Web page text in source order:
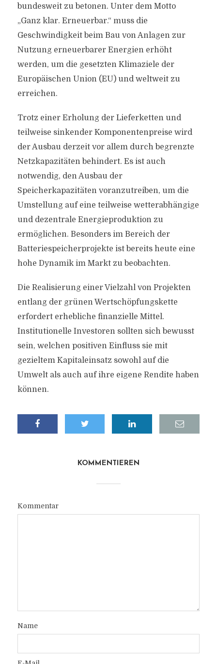
bundesweit zu betonen. Unter dem Motto
„Ganz klar. Erneuerbar.“ muss die
Geschwindigkeit beim Bau von Anlagen zur
Nutzung erneuerbarer Energien erhöht
werden, um die gesetzten Klimaziele der
Europäischen Union (EU) und weltweit zu
erreichen.
Trotz einer Erholung der Lieferketten und
teilweise sinkender Komponentenpreise wird
der Ausbau derzeit vor allem durch begrenzte
Netzkapazitäten behindert. Es ist auch
notwendig, den Ausbau der
Speicherkapazitäten voranzutreiben, um die
Umstellung auf eine teilweise wetterabhängige
und dezentrale Energieproduktion zu
ermöglichen. Besonders im Bereich der
Batteriespeicherprojekte ist bereits heute eine
hohe Dynamik im Markt zu beobachten.
Die Realisierung einer Vielzahl von Projekten
entlang der grünen Wertschöpfungskette
erfordert erhebliche finanzielle Mittel.
Institutionelle Investoren sollten sich bewusst
sein, welchen positiven Einfluss sie mit
gezieltem Kapitaleinsatz sowohl auf die
Umwelt als auch auf ihre eigene Rendite haben
können.
KOMMENTIEREN
Kommentar
Name